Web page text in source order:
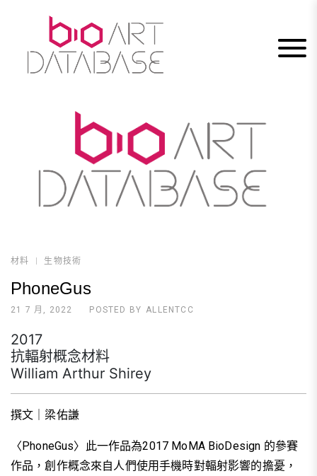
材料 生物技術
PhoneGus
21 7 月, 2022 POSTED BY ALLENTCC
2017
抗輻射概念材料
William Arthur Shirey
撰文｜梁佑謙
〈PhoneGus〉此一作品為2017 MoMA BioDesign 的參賽
作品，創作概念來自人們使用手機時對輻射影響的擔憂，